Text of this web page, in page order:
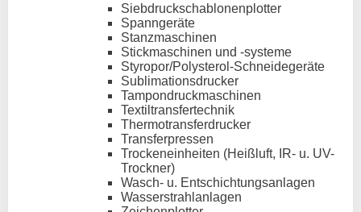
Siebdruckschablonenplotter
Spanngeräte
Stanzmaschinen
Stickmaschinen und -systeme
Styropor/Polysterol-Schneidegeräte
Sublimationsdrucker
Tampondruckmaschinen
Textiltransfertechnik
Thermotransferdrucker
Transferpressen
Trockeneinheiten (Heißluft, IR- u. UV-
Trockner)
Wasch- u. Entschichtungsanlagen
Wasserstrahlanlagen